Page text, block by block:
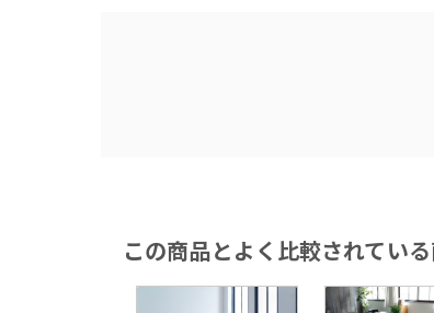
いつかは
い自分だ
一度見た
この商品とよく比較されてい